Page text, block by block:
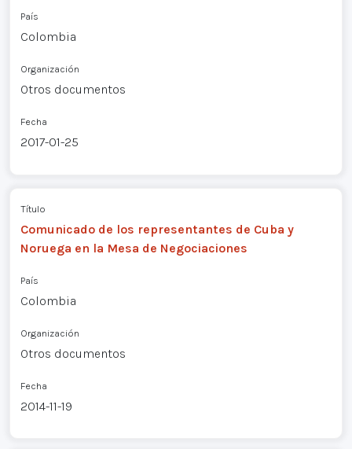
País
Colombia
Organización
Otros documentos
Fecha
2017-01-25
Título
Comunicado de los representantes de Cuba y
Noruega en la Mesa de Negociaciones
País
Colombia
Organización
Otros documentos
Fecha
2014-11-19